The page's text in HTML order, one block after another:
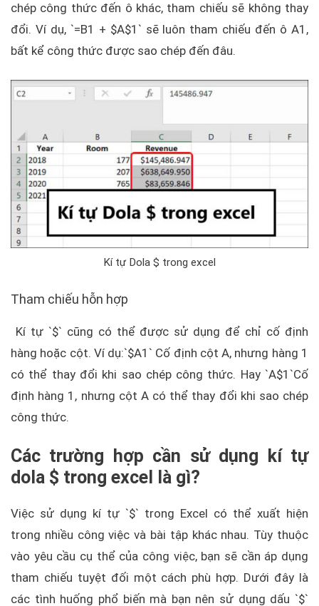
chép công thức đến ô khác, tham chiếu sẽ không thay
đổi. Ví dụ, `=B1 + $A$1` sẽ luôn tham chiếu đến ô A1,
bất kể công thức được sao chép đến đâu.
Kí tự Dola $ trong excel
Tham chiếu hỗn hợp
Kí tự `$` cũng có thể được sử dụng để chỉ cố định
hàng hoặc cột. Ví dụ:`$A1` Cố định cột A, nhưng hàng 1
có thể thay đổi khi sao chép công thức. Hay `A$1`Cố
định hàng 1, nhưng cột A có thể thay đổi khi sao chép
công thức.
Các trường hợp cần sử dụng kí tự
dola $ trong excel là gì?
Việc sử dụng kí tự `$` trong Excel có thể xuất hiện
trong nhiều công việc và bài tập khác nhau. Tùy thuộc
vào yêu cầu cụ thể của công việc, bạn sẽ cần áp dụng
tham chiếu tuyệt đối một cách phù hợp. Dưới đây là
các tình huống phổ biến mà bạn nên sử dụng dấu `$`